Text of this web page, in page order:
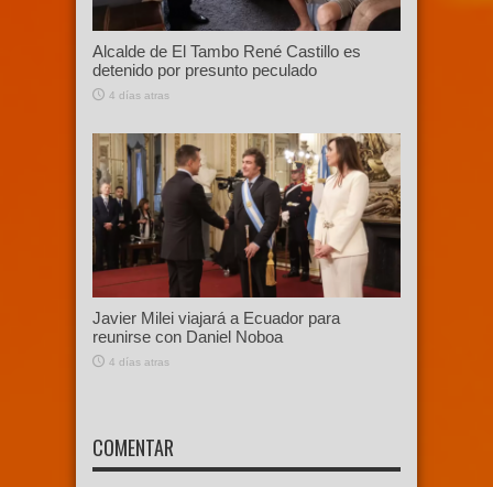
Alcalde de El Tambo René Castillo es
detenido por presunto peculado
4 días atras
Javier Milei viajará a Ecuador para
reunirse con Daniel Noboa
4 días atras
COMENTAR